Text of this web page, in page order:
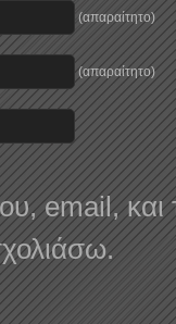
(απαραίτητο)
(απαραίτητο)
email, και